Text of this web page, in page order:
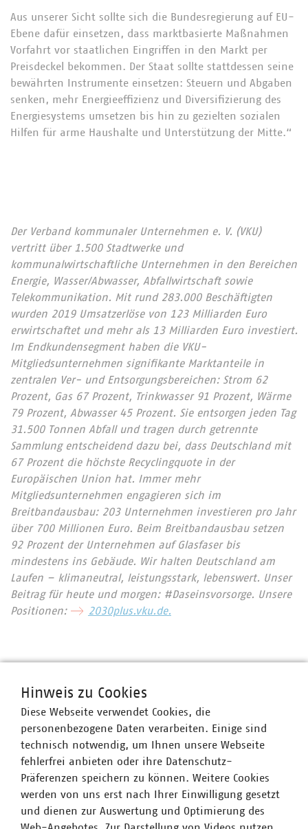
Aus unserer Sicht sollte sich die Bundesregierung auf EU-
Ebene dafür einsetzen, dass marktbasierte Maßnahmen
Vorfahrt vor staatlichen Eingriffen in den Markt per
Preisdeckel bekommen. Der Staat sollte stattdessen seine
bewährten Instrumente einsetzen: Steuern und Abgaben
senken, mehr Energieeffizienz und Diversifizierung des
Energiesystems umsetzen bis hin zu gezielten sozialen
Hilfen für arme Haushalte und Unterstützung der Mitte.“
Der Verband kommunaler Unternehmen e. V. (VKU)
vertritt über 1.500 Stadtwerke und
kommunalwirtschaftliche Unternehmen in den Bereichen
Energie, Wasser/Abwasser, Abfallwirtschaft sowie
Telekommunikation. Mit rund 283.000 Beschäftigten
wurden 2019 Umsatzerlöse von 123 Milliarden Euro
erwirtschaftet und mehr als 13 Milliarden Euro investiert.
Im Endkundensegment haben die VKU-
Mitgliedsunternehmen signifikante Marktanteile in
zentralen Ver- und Entsorgungsbereichen: Strom 62
Prozent, Gas 67 Prozent, Trinkwasser 91 Prozent, Wärme
79 Prozent, Abwasser 45 Prozent. Sie entsorgen jeden Tag
31.500 Tonnen Abfall und tragen durch getrennte
Sammlung entscheidend dazu bei, dass Deutschland mit
67 Prozent die höchste Recyclingquote in der
Europäischen Union hat. Immer mehr
Mitgliedsunternehmen engagieren sich im
Breitbandausbau: 203 Unternehmen investieren pro Jahr
über 700 Millionen Euro. Beim Breitbandausbau setzen
92 Prozent der Unternehmen auf Glasfaser bis
mindestens ins Gebäude. Wir halten Deutschland am
Laufen – klimaneutral, leistungsstark, lebenswert. Unser
Beitrag für heute und morgen: #Daseinsvorsorge. Unsere
Positionen:
2030plus.vku.de.
Hinweis zu Cookies
Diese Webseite verwendet Cookies, die
personenbezogene Daten verarbeiten. Einige sind
technisch notwendig, um Ihnen unsere Webseite
fehlerfrei anbieten oder ihre Datenschutz-
Präferenzen speichern zu können. Weitere Cookies
werden von uns erst nach Ihrer Einwilligung gesetzt
und dienen zur Auswertung und Optimierung des